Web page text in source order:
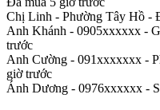
Chị Linh - Phường Tây Hồ -
Anh Khánh - 0905xxxxxx -
trước
Anh Cường - 091xxxxxxx -
giờ trước
Ánh Dương - 0976xxxxxx -